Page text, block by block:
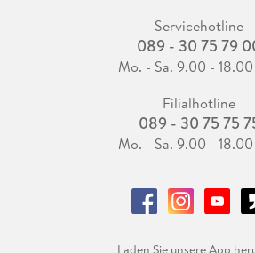
Servicehotline
089 - 30 75 79
Mo. - Sa. 9.00 -
Filialhotline
089 - 30 75 75
Mo. - Sa. 9.00 -
Laden Sie unsere App